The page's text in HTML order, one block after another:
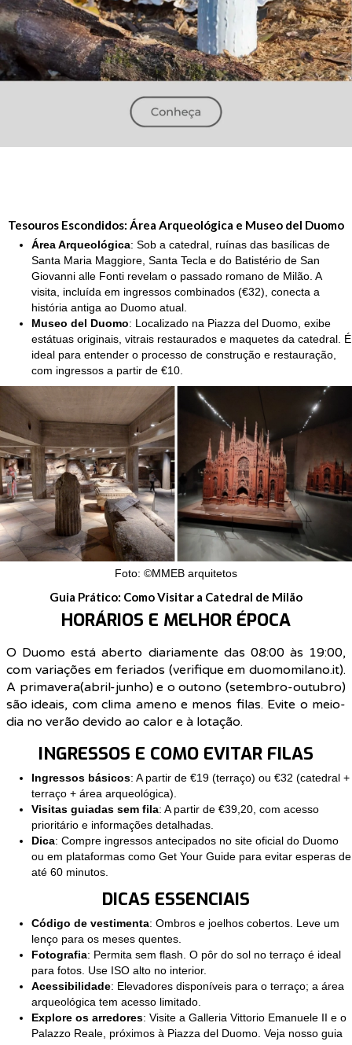
Tesouros Escondidos: Área Arqueológica e Museo del Duomo
Área Arqueológica: Sob a catedral, ruínas das basílicas de
Santa Maria Maggiore, Santa Tecla e do Batistério de San
Giovanni alle Fonti revelam o passado romano de Milão. A
visita, incluída em ingressos combinados (€32), conecta a
história antiga ao Duomo atual.
Museo del Duomo: Localizado na Piazza del Duomo, exibe
estátuas originais, vitrais restaurados e maquetes da catedral. É
ideal para entender o processo de construção e restauração,
com ingressos a partir de €10.
Foto: ©MMEB arquitetos
Guia Prático: Como Visitar a Catedral de Milão
HORÁRIOS E MELHOR ÉPOCA
O Duomo está aberto diariamente das 08:00 às 19:00,
com variações em feriados (verifique em duomomilano.it).
A primavera(abril-junho) e o outono (setembro-outubro)
são ideais, com clima ameno e menos filas. Evite o meio-
dia no verão devido ao calor e à lotação.
INGRESSOS E COMO EVITAR FILAS
Ingressos básicos: A partir de €19 (terraço) ou €32 (catedral +
terraço + área arqueológica).
Visitas guiadas sem fila: A partir de €39,20, com acesso
prioritário e informações detalhadas.
Dica: Compre ingressos antecipados no site oficial do Duomo
ou em plataformas como Get Your Guide para evitar esperas de
até 60 minutos.
DICAS ESSENCIAIS
Código de vestimenta: Ombros e joelhos cobertos. Leve um
lenço para os meses quentes.
Fotografia: Permita sem flash. O pôr do sol no terraço é ideal
para fotos. Use ISO alto no interior.
Acessibilidade: Elevadores disponíveis para o terraço; a área
arqueológica tem acesso limitado.
Explore os arredores: Visite a Galleria Vittorio Emanuele II e o
Palazzo Reale, próximos à Piazza del Duomo. Veja nosso guia